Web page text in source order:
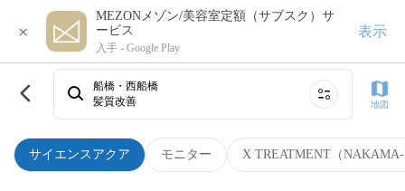
×
MEZONメゾン/美容室定額（サブスク）サ
ービス
入手 - Google Play
表示
サイエンスアクア モニター X TREATMENT（
船橋・西船橋
髪質改善
地図